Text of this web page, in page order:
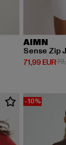
59,99 EUR
AIMN
Sense Zip
71,99 EUR
Derzeitiger
-10%